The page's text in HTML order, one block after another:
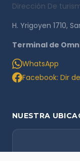
Dirección De
H. Yrigoyen 1710,
Terminal de
WhatsApp
Facebook: Dir
NUESTRA